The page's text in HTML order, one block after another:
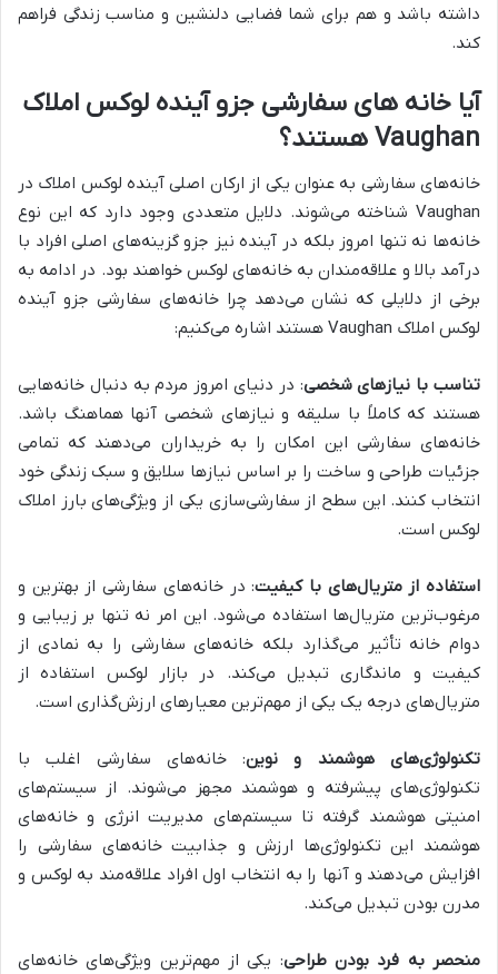
داشته باشد و هم برای شما فضایی دلنشین و مناسب زندگی فراهم
کند.
آیا خانه های سفارشی جزو آینده لوکس املاک
Vaughan هستند؟
خانه‌های سفارشی به عنوان یکی از ارکان اصلی آینده لوکس املاک در
Vaughan شناخته می‌شوند. دلایل متعددی وجود دارد که این نوع
خانه‌ها نه تنها امروز بلکه در آینده نیز جزو گزینه‌های اصلی افراد با
درآمد بالا و علاقه‌مندان به خانه‌های لوکس خواهند بود. در ادامه به
برخی از دلایلی که نشان می‌دهد چرا خانه‌های سفارشی جزو آینده
لوکس املاک Vaughan هستند اشاره می‌کنیم:
تناسب با نیازهای شخصی: در دنیای امروز مردم به دنبال خانه‌هایی
هستند که کاملاً با سلیقه و نیازهای شخصی آنها هماهنگ باشد.
خانه‌های سفارشی این امکان را به خریداران می‌دهند که تمامی
جزئیات طراحی و ساخت را بر اساس نیازها سلایق و سبک زندگی خود
انتخاب کنند. این سطح از سفارشی‌سازی یکی از ویژگی‌های بارز املاک
لوکس است.
استفاده از متریال‌های با کیفیت: در خانه‌های سفارشی از بهترین و
مرغوب‌ترین متریال‌ها استفاده می‌شود. این امر نه تنها بر زیبایی و
دوام خانه تأثیر می‌گذارد بلکه خانه‌های سفارشی را به نمادی از
کیفیت و ماندگاری تبدیل می‌کند. در بازار لوکس استفاده از
متریال‌های درجه یک یکی از مهم‌ترین معیارهای ارزش‌گذاری است.
تکنولوژی‌های هوشمند و نوین: خانه‌های سفارشی اغلب با
تکنولوژی‌های پیشرفته و هوشمند مجهز می‌شوند. از سیستم‌های
امنیتی هوشمند گرفته تا سیستم‌های مدیریت انرژی و خانه‌های
هوشمند این تکنولوژی‌ها ارزش و جذابیت خانه‌های سفارشی را
افزایش می‌دهند و آنها را به انتخاب اول افراد علاقه‌مند به لوکس و
مدرن بودن تبدیل می‌کند.
منحصر به فرد بودن طراحی: یکی از مهم‌ترین ویژگی‌های خانه‌های